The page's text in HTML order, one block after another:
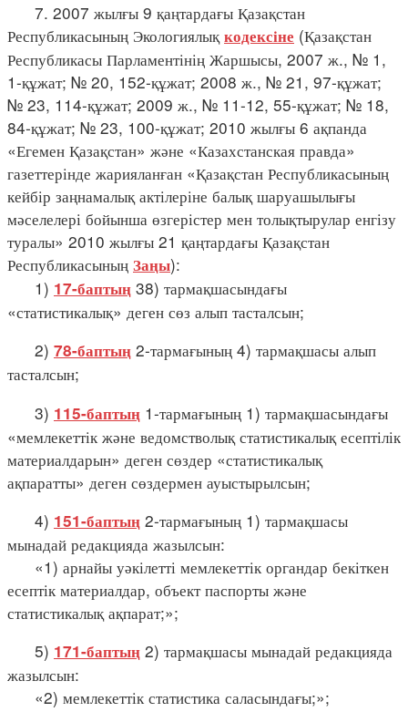
7. 2007 жылғы 9 қаңтардағы Қазақстан
Республикасының Экологиялықкодексіне (Қазақстан
Республикасы Парламентінің Жаршысы, 2007 ж., № 1,
1-құжат; № 20, 152-құжат; 2008 ж., № 21, 97-құжат;
№ 23, 114-құжат; 2009 ж., № 11-12, 55-құжат; № 18,
84-құжат; № 23, 100-құжат; 2010 жылғы 6 ақпанда
«Егемен Қазақстан» және «Казахстанская правда»
газеттерінде жарияланған «Қазақстан Республикасының
кейбір заңнамалық актілеріне балық шаруашылығы
мәселелері бойынша өзгерістер мен толықтырулар енгізу
туралы» 2010 жылғы 21 қаңтардағы Қазақстан
Республикасының Заңы):
1) 17-баптың 38) тармақшасындағы
«статистикалық» деген сөз алып тасталсын;
2) 78-баптың 2-тармағының 4) тармақшасы алып
тасталсын;
3) 115-баптың 1-тармағының 1) тармақшасындағы
«мемлекеттік және ведомстволық статистикалық есептілік
материалдарын» деген сөздер «статистикалық
ақпаратты» деген сөздермен ауыстырылсын;
4) 151-баптың 2-тармағының 1) тармақшасы
мынадай редакцияда жазылсын:
«1) арнайы уәкілетті мемлекеттік органдар бекіткен
есептік материалдар, объект паспорты және
статистикалық ақпарат;»;
5) 171-баптың 2) тармақшасы мынадай редакцияда
жазылсын:
«2) мемлекеттік статистика саласындағы;»;